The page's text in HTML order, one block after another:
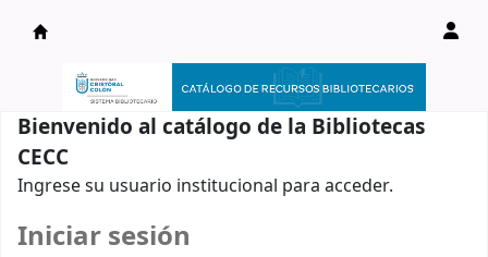
Catálogo en línea
Bienvenido al catálogo de la Bibliotecas
CECC
Ingrese su usuario institucional para acceder.
Iniciar sesión